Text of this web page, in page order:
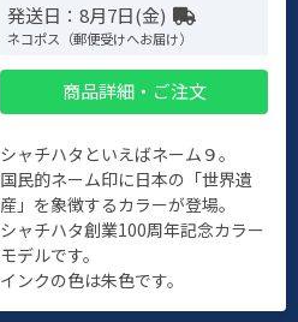
発送日：8月7日(金)
ネコポス（郵便受けへお届け）
商品詳細・ご注文
シャチハタといえばネーム９。
国民的ネーム印に日本の「世界遺
産」を象徴するカラーが登場。
シャチハタ創業100周年記念カラー
モデルです。
インクの色は朱色です。